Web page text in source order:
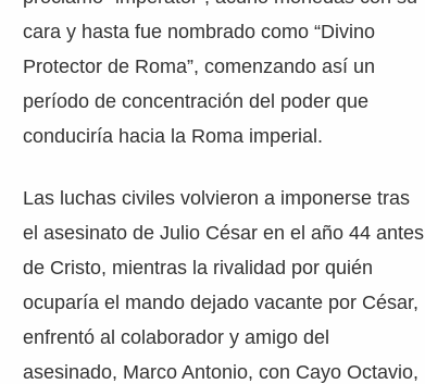
cara y hasta fue nombrado como “Divino
Protector de Roma”, comenzando así un
período de concentración del poder que
conduciría hacia la Roma imperial.
Las luchas civiles volvieron a imponerse tras
el asesinato de Julio César en el año 44 antes
de Cristo, mientras la rivalidad por quién
ocuparía el mando dejado vacante por César,
enfrentó al colaborador y amigo del
asesinado, Marco Antonio, con Cayo Octavio,